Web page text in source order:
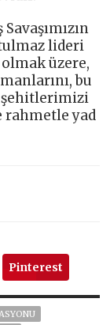
lideri
üzere,
bu
şehitlerimizi
rahmetle yad
Pinterest